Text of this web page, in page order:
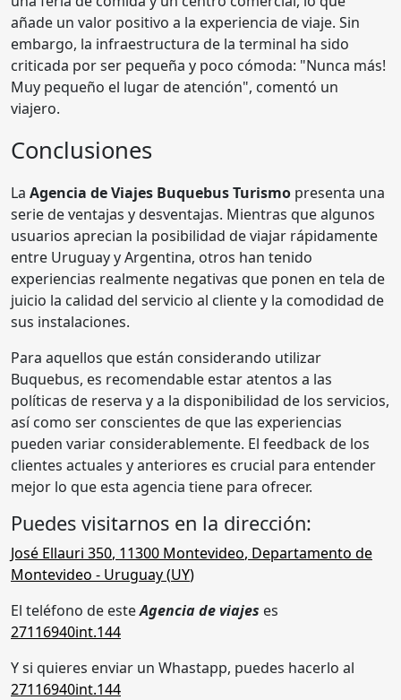
añade un valor positivo a la experiencia de viaje. Sin
embargo, la infraestructura de la terminal ha sido
criticada por ser pequeña y poco cómoda: "Nunca más!
Muy pequeño el lugar de atención", comentó un
viajero.
Conclusiones
La Agencia de Viajes Buquebus Turismo presenta una
serie de ventajas y desventajas. Mientras que algunos
usuarios aprecian la posibilidad de viajar rápidamente
entre Uruguay y Argentina, otros han tenido
experiencias realmente negativas que ponen en tela de
juicio la calidad del servicio al cliente y la comodidad de
sus instalaciones.
Para aquellos que están considerando utilizar
Buquebus, es recomendable estar atentos a las
políticas de reserva y a la disponibilidad de los servicios,
así como ser conscientes de que las experiencias
pueden variar considerablemente. El feedback de los
clientes actuales y anteriores es crucial para entender
mejor lo que esta agencia tiene para ofrecer.
Puedes visitarnos en la dirección:
José Ellauri 350, 11300 Montevideo, Departamento de
Montevideo - Uruguay (UY)
El teléfono de esteAgencia de viajes es
27116940int.144
Y si quieres enviar un Whastapp, puedes hacerlo al
27116940int.144